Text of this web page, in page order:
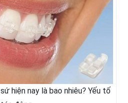
hiện nay là bao nhiêu? Yếu tố